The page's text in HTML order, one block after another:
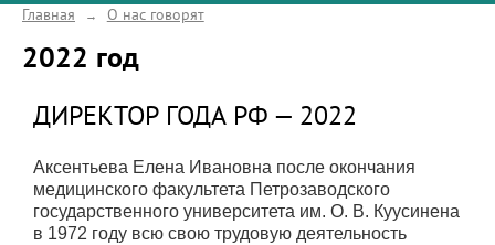
Главная → О нас говорят
2022 год
ДИРЕКТОР ГОДА РФ — 2022
Аксентьева Елена Ивановна после окончания
медицинского факультета Петрозаводского
государственного университета им. О. В. Куусинена
в 1972 году всю свою трудовую деятельность